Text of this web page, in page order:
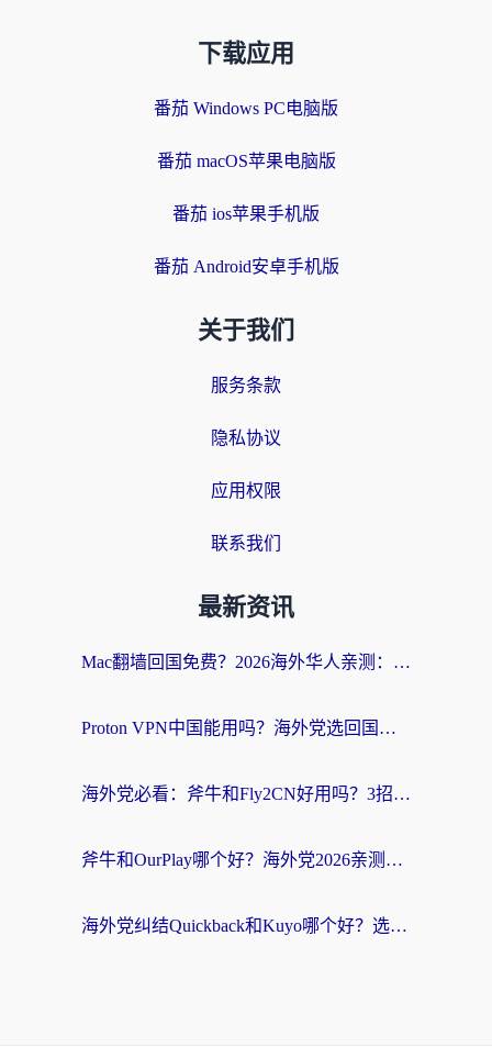
下载应用
番茄 Windows PC电脑版
番茄 macOS苹果电脑版
番茄 ios苹果手机版
番茄 Android安卓手机版
关于我们
服务条款
隐私协议
应用权限
联系我们
最新资讯
Mac翻墙回国免费？2026海外华人亲测：从CCTV5直播到国内APP，这样选加速器才靠谱
Proton VPN中国能用吗？海外党选回国加速器的避坑指南（附番茄加速器实测）
海外党必看：斧牛和Fly2CN好用吗？3招教你选对回国加速器（附免费试用攻略）
斧牛和OurPlay哪个好？海外党2026亲测：选对加速器，国内资源秒加载
海外党纠结Quickback和Kuyo哪个好？选对回国加速器才能无缝刷国内资源